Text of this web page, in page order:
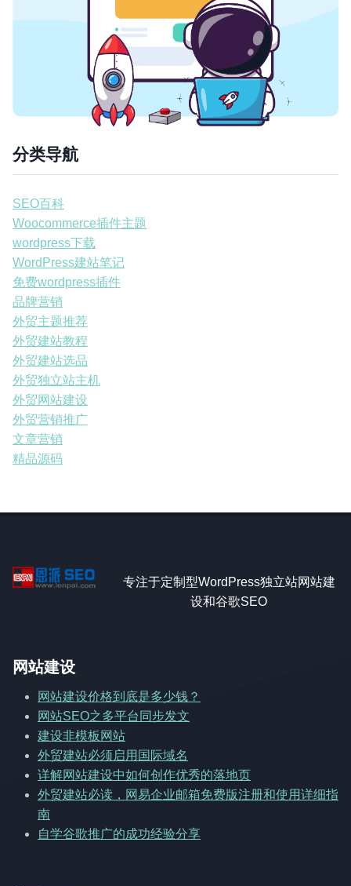
分类导航
SEO百科
Woocommerce插件主题
wordpress下载
WordPress建站笔记
免费wordpress插件
品牌营销
外贸主题推荐
外贸建站教程
外贸建站选品
外贸独立站主机
外贸网站建设
外贸营销推广
文章营销
精品源码
专注于定制型WordPress独立站网站建
设和谷歌SEO
网站建设
网站建设价格到底是多少钱？
网站SEO之多平台同步发文
建设非模板网站
外贸建站必须启用国际域名
详解网站建设中如何创作优秀的落地页
外贸建站必读，网易企业邮箱免费版注册和使用详细指
南
自学谷歌推广的成功经验分享